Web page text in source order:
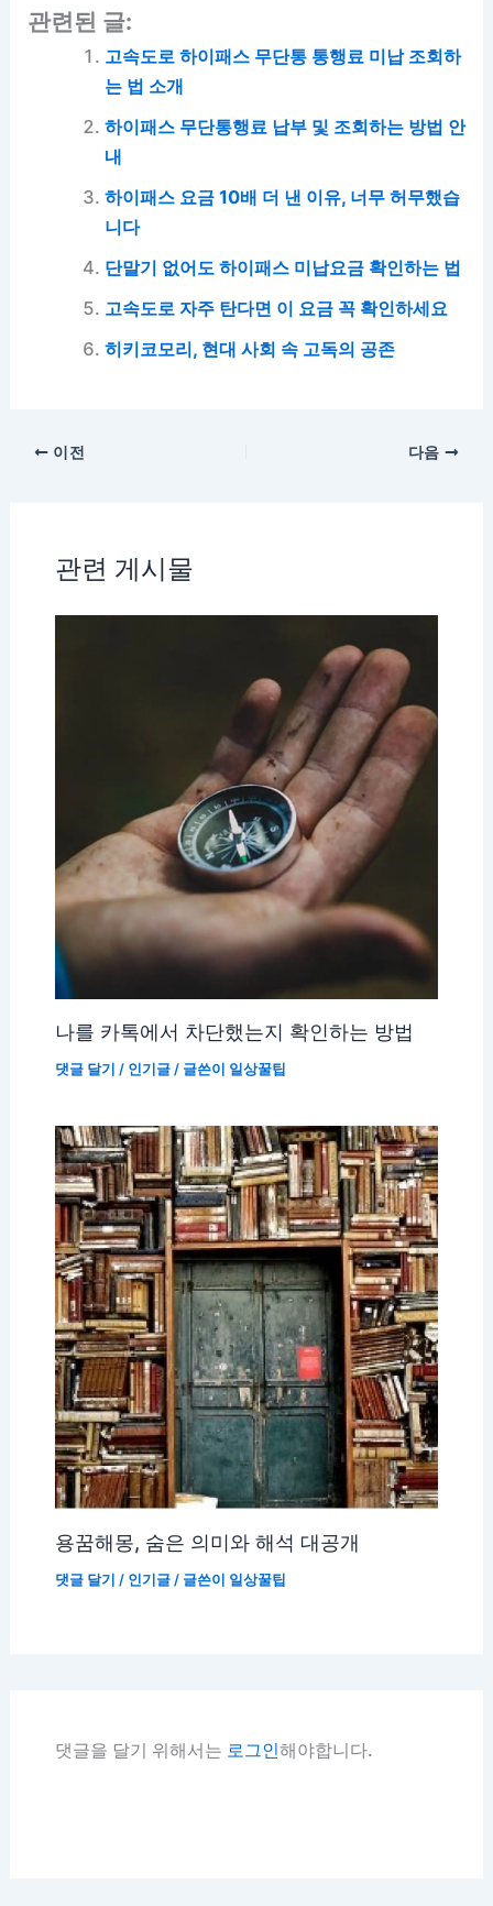
관련된 글:
고속도로 하이패스 무단통 통행료 미납 조회하
는 법 소개
하이패스 무단통행료 납부 및 조회하는 방법 안
내
하이패스 요금 10배 더 낸 이유, 너무 허무했습
니다
단말기 없어도 하이패스 미납요금 확인하는 법
고속도로 자주 탄다면 이 요금 꼭 확인하세요
히키코모리, 현대 사회 속 고독의 공존
이전 다음
관련 게시물
나를 카톡에서 차단했는지 확인하는 방법
댓글 달기 / 인기글/ 글쓴이 일상꿀팁
용꿈해몽, 숨은 의미와 해석 대공개
댓글 달기 / 인기글/ 글쓴이 일상꿀팁
댓글을 달기 위해서는 로그인해야합니다.